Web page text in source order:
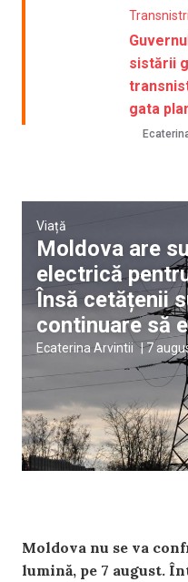
sistării
gata
Viață
Moldova are
electrică
Însă cetățenii
continuare să
Ecaterina Arvintii |7
Moldova nu se va
lumină, pe 7 august.